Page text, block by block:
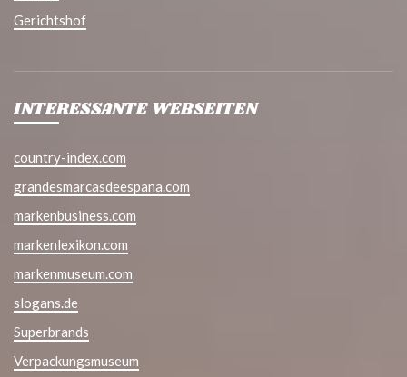
Gerichtshof
INTERESSANTE WEBSEITEN
country-index.com
grandesmarcasdeespana.com
markenbusiness.com
markenlexikon.com
markenmuseum.com
slogans.de
Superbrands
Verpackungsmuseum